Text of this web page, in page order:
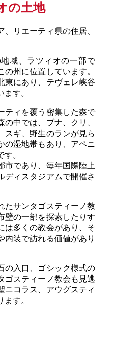
の土地
リエーティ県の住居、
域、ラツィオの一部で
州に位置しています。
東にあり、テヴェレ峡谷
す。
ティを覆う密集した森で
中では、ブナ、クリ、
スギ、野生のランが見ら
の湿地帯もあり、アペニ
。
市であり、毎年国際陸上
ディスタジアムで開催さ
たサンタゴスティーノ教
壁の一部を探索したりす
は多くの教会があり、そ
内装で訪れる価値があり
の入口、ゴシック様式の
ゴスティーノ教会も見逃
ニコラス、アウグスティ
す。